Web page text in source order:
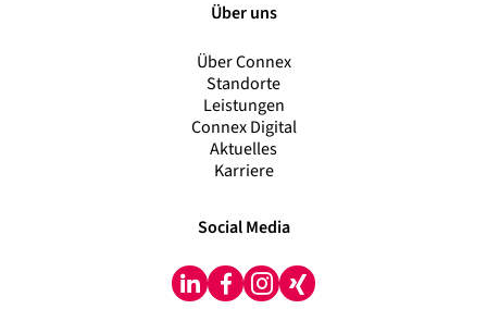
Über uns
Über Connex
Standorte
Leistungen
Connex Digital
Aktuelles
Karriere
Social Media
LinkedInFacebook
Instagram